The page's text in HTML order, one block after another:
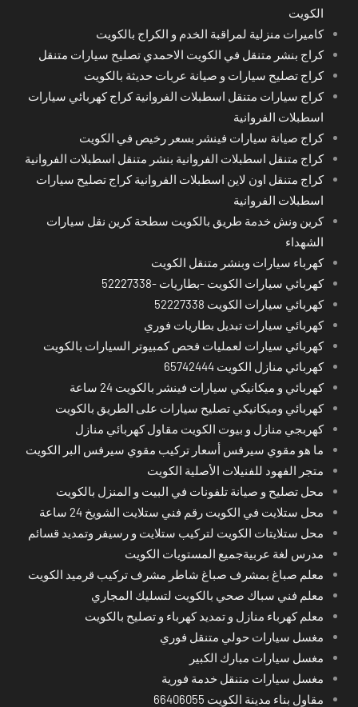
الكويت
كاميرات منزلية لمراقبة الخدم و الكراج بالكويت
كراج بنشر متنقل في الكويت الاحمدي تصليح سيارات متنقل
كراج تصليح سيارات و صيانة عربات حديثة بالكويت
كراج سيارات متنقل اسطبلات الفروانية كراج كهربائي سيارات
اسطبلات الفروانية
كراج صيانة سيارات فينشر بسعر رخيص في الكويت
كراج متنقل اسطبلات الفروانية بنشر متنقل اسطبلات الفروانية
كراج متنقل اون لاين اسطبلات الفروانية كراج تصليح سيارات
اسطبلات الفروانية
كرين ونش خدمة طريق بالكويت سطحة كرين نقل سيارات
الشهداء
كهرباء سيارات وبنشر متنقل الكويت
كهربائي سيارات الكويت -بطاريات -52227338
كهربائي سيارات الكويت 52227338
كهربائي سيارات تبديل بطاريات فوري
كهربائي سيارات لعمليات فحص كمبيوتر السيارات بالكويت
كهربائي منازل الكويت 65742444
كهربائي و ميكانيكي سيارات فينشر بالكويت 24 ساعة
كهربائي وميكانيكي تصليح سيارات على الطريق بالكويت
كهربجي منازل و بيوت الكويت مقاول كهربائي منازل
ما هو مقوي سيرفس أسعار تركيب مقوي سيرفس البر الكويت
متجر الفهود للفنيلات الأصلية الكويت
محل تصليح و صيانة تلفونات في البيت و المنزل بالكويت
محل ستلايت في الكويت رقم فني ستلايت الشويخ 24 ساعة
محل ستلايتات الكويت لتركيب ستلايت و رسيفر وتمديد قسائم
مدرس لغة عربيةجميع المستويات الكويت
معلم صباغ بمشرف صباغ شاطر مشرف تركيب قرميد الكويت
معلم فني سباك صحي بالكويت لتسليك المجاري
معلم كهرباء منازل و تمديد كهرباء و تصليح بالكويت
مغسل سيارات حولي متنقل فوري
مغسل سيارات مبارك الكبير
مغسل سيارات متنقل خدمة فورية
مقاول بناء مدينة الكويت 66406055